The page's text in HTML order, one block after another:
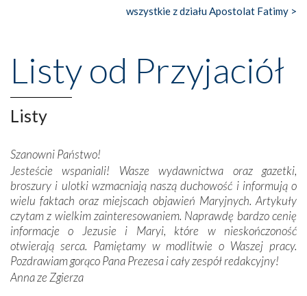
przeniosły nas do czasów, gdy świątynie bez wątpienia
wznoszono na chwałę Bożą, na przykład – w podzięce za
Opatrznościową pomoc w wygranej bitwie o
niepodległość kraju. Zachwyt budziła potężna, a zarazem
misterna architektura tych monumentalnych dzieł,
połączenie talentów z wytrwałością i pracowitością
budowniczych.
Podążyliśmy też śladami fatimskich wizjonerów – Łucji
dos Santos oraz świętych Hiacynty i Franciszka Marto.
Modliliśmy się przy ich grobach. Odprawiliśmy Drogę
Krzyżową w ich rodzinnych stronach, odwiedziliśmy
domy, w których żyli.
wszystkie z działu Apostolat Fatimy >
Listy od Przyjaciół
Listy
Szanowni Państwo!
Jesteście wspaniali! Wasze wydawnictwa oraz gazetki,
broszury i ulotki wzmacniają naszą duchowość i informują o
wielu faktach oraz miejscach objawień Maryjnych. Artykuły
czytam z wielkim zainteresowaniem. Naprawdę bardzo cenię
informacje o Jezusie i Maryi, które w nieskończoność
otwierają serca. Pamiętamy w modlitwie o Waszej pracy.
Pozdrawiam gorąco Pana Prezesa i cały zespół redakcyjny!
Anna ze Zgierza